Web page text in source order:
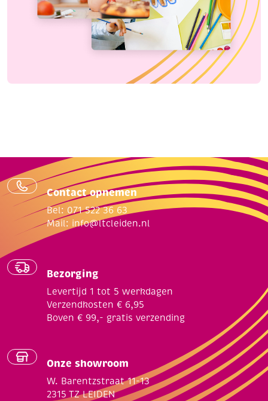
Contact opnemen
Bel: 071 522 36 63
Mail: info@ltcleiden.nl
Bezorging
Levertijd 1 tot 5 werkdagen
Verzendkosten € 6,95
Boven € 99,- gratis verzending
Onze showroom
W. Barentzstraat 11-13
2315 TZ LEIDEN